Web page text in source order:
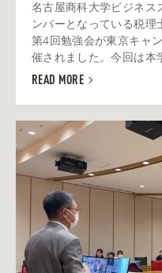
名古屋商科大学ビジネス
ンバーとなっている税理
第4回勉強会が東京キャ
催されました。今回は本
READ MORE